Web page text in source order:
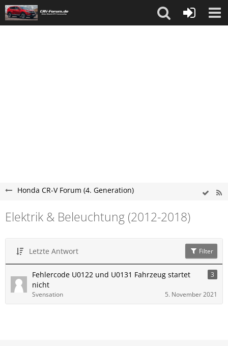
Honda CR-V Forum (4. Generation)
Elektrik & Beleuchtung (2012-2018)
Letzte Antwort Filter
Fehlercode U0122 und U0131 Fahrzeug startet
nicht
3
Svensation 5. November 2021